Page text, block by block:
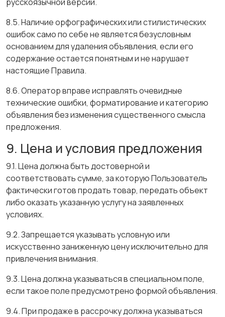
8.5. Наличие орфографических или стилистических
ошибок само по себе не является безусловным
основанием для удаления объявления, если его
содержание остается понятным и не нарушает
настоящие Правила.
8.6. Оператор вправе исправлять очевидные
технические ошибки, форматирование и категорию
объявления без изменения существенного смысла
предложения.
9. Цена и условия предложения
9.1. Цена должна быть достоверной и
соответствовать сумме, за которую Пользователь
фактически готов продать товар, передать объект
либо оказать указанную услугу на заявленных
условиях.
9.2. Запрещается указывать условную или
искусственно заниженную цену исключительно для
привлечения внимания.
9.3. Цена должна указываться в специальном поле,
если такое поле предусмотрено формой объявления.
9.4. При продаже в рассрочку должна указываться